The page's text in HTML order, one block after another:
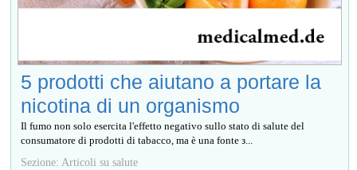
5 prodotti che aiutano a portare la
nicotina di un organismo
Il fumo non solo esercita l'effetto negativo sullo stato di salute del
consumatore di prodotti di tabacco, ma è una fonte з...
Sezione: Articoli su salute